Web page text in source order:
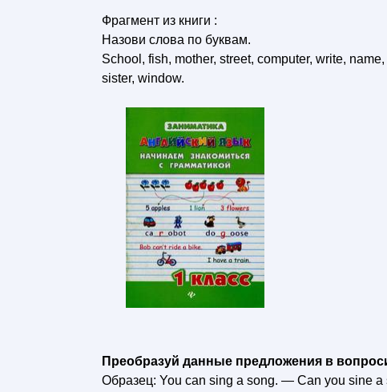
Фрагмент из книги :
Назови слова по буквам.
School, fish, mother, street, computer, write,
sister, window.
Преобразуй данные предложения в
Образец: You can sing a song. — Can you sine a